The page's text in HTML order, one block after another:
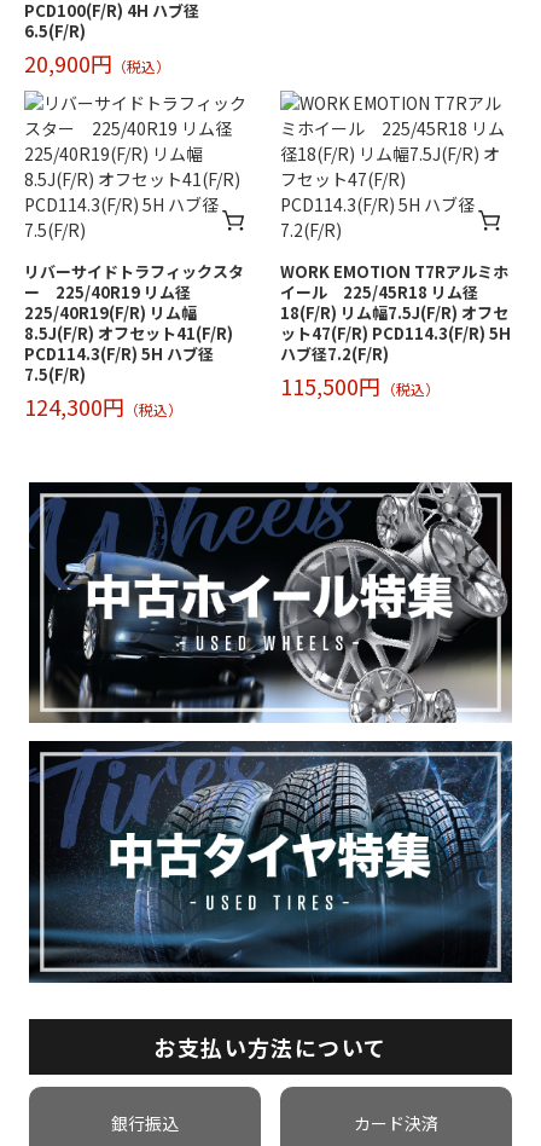
PCD100(F/R) 4H ハブ径
6.5(F/R)
20,900円 （税込）
リバーサイドトラフィックスタ
ー 225/40R19 リム径
225/40R19(F/R) リム幅
8.5J(F/R) オフセット41(F/R)
PCD114.3(F/R) 5H ハブ径
7.5(F/R)
124,300円 （税込）
WORK EMOTION T7Rアルミホ
イール 225/45R18 リム径
18(F/R) リム幅7.5J(F/R) オフセ
ット47(F/R) PCD114.3(F/R) 5H
ハブ径7.2(F/R)
115,500円 （税込）
お支払い方法について
銀行振込 カード決済